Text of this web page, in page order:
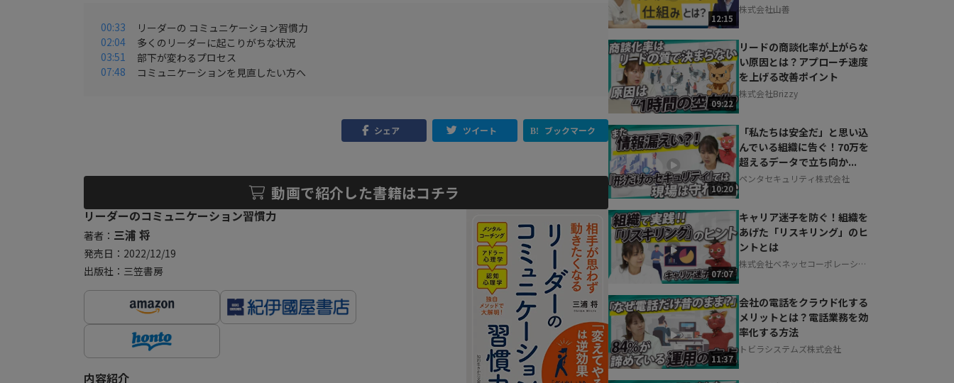
00:33
リーダーの コミュニケーション習慣力
02:04
多くのリーダーに起こりがちな状況
03:51
部下が変わるプロセス
07:48
コミュニケーションを見直したい方へ
シェア ツイート ブックマーク
動画で紹介した書籍はコチラ
リーダーのコミュニケーション習慣力
著者： 三浦 将
発売日：2022/12/19
出版社：三笠書房
内容紹介
12:15
株式会社山善
09:22
リードの商談化率が上がらな
い原因とは？アプローチ速度
を上げる改善ポイント
株式会社Brizzy
10:20
「私たちは安全だ」と思い込
んでいる組織に告ぐ！70万を
超えるデータで立ち向か...
ペンタセキュリティ株式会社
07:07
キャリア迷子を防ぐ！組織を
あげた「リスキリング」のヒ
ントとは
株式会社ベネッセコーポレーショ
11:37
会社の電話をクラウド化する
メリットとは？電話業務を効
率化する方法
トビラシステムズ株式会社